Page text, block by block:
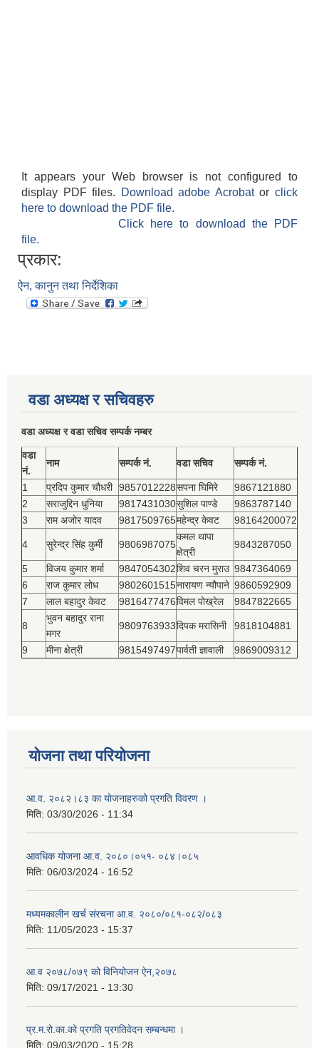
It appears your Web browser is not configured to
display PDF files.
Download adobe Acrobatorclick
here to download the PDF file.
Click here to download the PDF
file.
प्रकार:
ऐन, कानुन तथा निर्देशिका
वडा अध्यक्ष र सचिवहरु
वडा अध्यक्ष र वडा सचिव सम्पर्क नम्बर
वडा
नं.
नाम सम्पर्क नं. वडा सचिव सम्पर्क नं.
1 प्रदिप कुमार चौधरी 9857012228सपना घिमिरे
9867121880
2
सराजुद्दिन धुनिया 9817431030सुशिल पाण्डे
9863787140
3
राम अजोर यादव 9817509765महेन्द्र केवट 98164200072
4 सुरेन्द्र सिंह कुर्मी 9806987075
कमल थापा
क्षेत्री
9843287050
5 विजय कुमार शर्मा 9847054302शिव चरन मुराउ 9847364069
6
राज कुमार लोध 9802601515नारायण न्यौपाने 9860592909
7
लाल बहादुर केवट 9816477476विमल पोख्रेल 9847822665
8
भुवन बहादुर राना
मगर
9809763933दिपक मरासिनी 9818104881
9 मीना क्षेत्री 9815497497पार्वती ज्ञावाली 9869009312
योजना तथा परियोजना
आ.व. २०८२।८३ का योजनाहरुको प्रगति विवरण ।
मिति: 03/30/2026 - 11:34
आवधिक योजना आ.व. २०८०।०५१- ०८४।०८५
मिति: 06/03/2024 - 16:52
मध्यमकालीन खर्च संरचना आ.व. २०८०/०८१-०८२/०८३
मिति: 11/05/2023 - 15:37
आ.व २०७८/०७९ को विनियोजन ऐन,२०७८
मिति: 09/17/2021 - 13:30
प्र.म.रो.का.को प्रगति प्रगतिवेदन सम्बन्धमा ।
मिति: 09/03/2020 - 15:28